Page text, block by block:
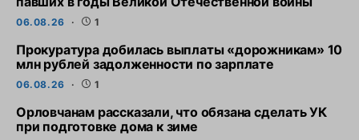
06.08.26 1
Прокуратура добилась выплаты «дорожникам» 10
млн рублей задолженности по зарплате
06.08.26 1
Орловчанам рассказали, что обязана сделать УК
при подготовке дома к зиме